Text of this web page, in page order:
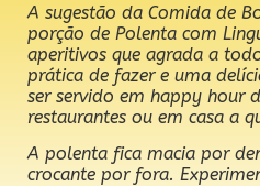
A sugestão da Comida de
porção de Polenta com
aperitivos que agrada a
prática de fazer e uma
ser servido em happy hour
restaurantes ou em casa a
A polenta fica macia por
crocante por fora.